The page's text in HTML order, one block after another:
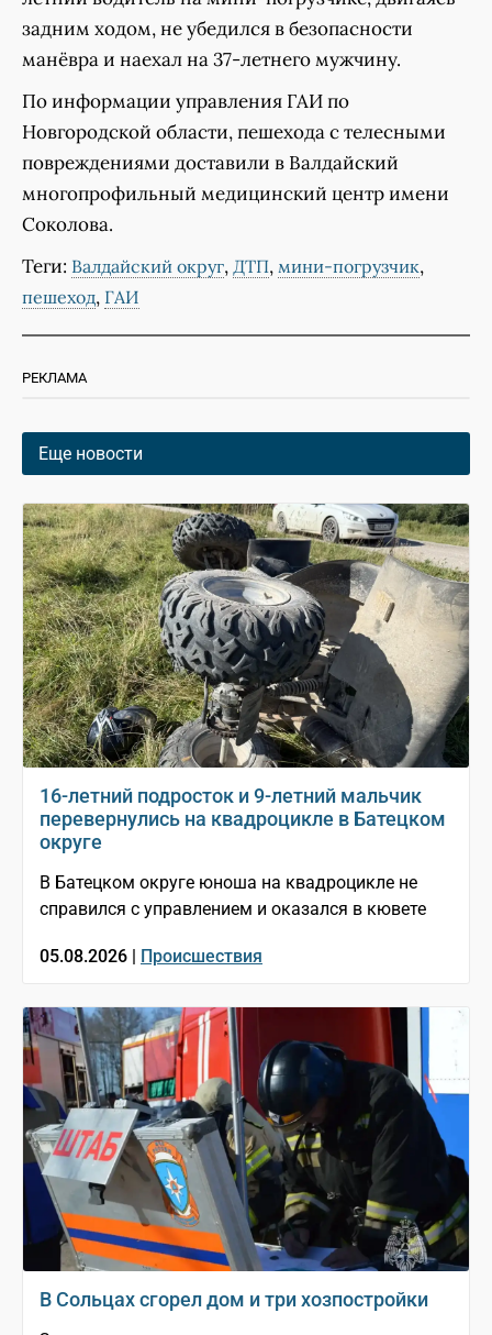
задним ходом, не убедился в безопасности
манёвра и наехал на 37-летнего мужчину.
По информации управления ГАИ по
Новгородской области, пешехода с телесными
повреждениями доставили в Валдайский
многопрофильный медицинский центр имени
Соколова.
Теги: Валдайский округ, ДТП, мини-погрузчик,
пешеход, ГАИ
РЕКЛАМА
Еще новости
16-летний подросток и 9-летний мальчик
перевернулись на квадроцикле в Батецком
округе
В Батецком округе юноша на квадроцикле не
справился с управлением и оказался в кювете
05.08.2026 | Происшествия
В Сольцах сгорел дом и три хозпостройки